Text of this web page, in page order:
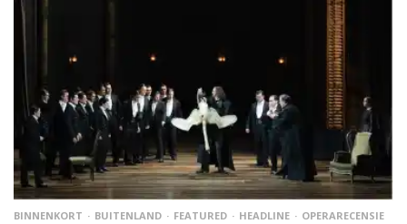
BINNENKORT BUITENLAND FEATURED HEADLINE
OPERARECENSIE